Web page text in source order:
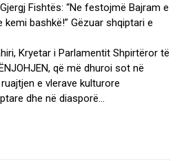
Fishtës: “Ne festojmë Bajram e
bashkë!” Gëzuar shqiptari e
Kryetar i Parlamentit Shpirtëror të
që më dhuroi sot në
e vlerave kulturore
dhe në diasporë…